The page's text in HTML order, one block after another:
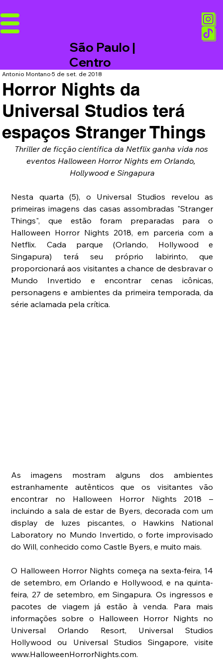
São Paulo |
Centro
Horror Nights da
Universal Studios terá
espaços Stranger Things
Antonio Montano5 de set. de 2018
Thriller de ficção científica da Netflix ganha vida nos
eventos Halloween Horror Nights em Orlando,
Hollywood e Singapura
Nesta quarta (5), o Universal Studios revelou as
primeiras imagens das casas assombradas "Stranger
Things", que estão foram preparadas para o
Halloween Horror Nights 2018, em parceria com a
Netflix. Cada parque (Orlando, Hollywood e
Singapura) terá seu próprio labirinto, que
proporcionará aos visitantes a chance de desbravar o
Mundo Invertido e encontrar cenas icônicas,
personagens e ambientes da primeira temporada, da
série aclamada pela crítica.
As imagens mostram alguns dos ambientes
estranhamente autênticos que os visitantes vão
encontrar no Halloween Horror Nights 2018 –
incluindo a sala de estar de Byers, decorada com um
display de luzes piscantes, o Hawkins National
Laboratory no Mundo Invertido, o forte improvisado
do Will, conhecido como Castle Byers, e muito mais.
O Halloween Horror Nights começa na sexta-feira, 14
de setembro, em Orlando e Hollywood, e na quinta-
feira, 27 de setembro, em Singapura. Os ingressos e
pacotes de viagem já estão à venda. Para mais
informações sobre o Halloween Horror Nights no
Universal Orlando Resort, Universal Studios
Hollywood ou Universal Studios Singapore, visite
www.HalloweenHorrorNights.com.